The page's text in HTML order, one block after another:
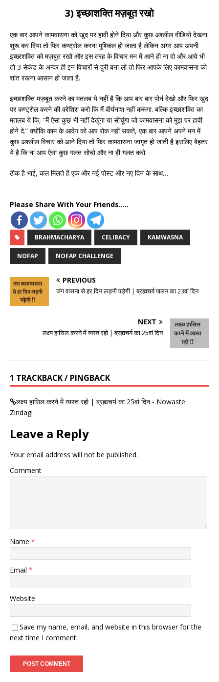
3) इच्छाशक्ति मज़बूत रखो
एक बार आपने कामवासना को खुद पर हावी होने दिया और कुछ अश्लील वीडियो देखना
शुरू कर दिया तो फिर कण्ट्रोल करना मुश्किल हो जाता है लेकिन अगर आप अपनी
इच्छाशक्ति को मज़बूत रखो और इस तरह के विचार मन में आने ही ना दो और आये भी
तो 3 सेकंड के अन्दर ही इन विचारों से दुरी बना लो तो फिर आपके लिए कामवासना को
शांत रखना आसान हो जाता है.
इच्छाशक्ति मज़बूत करने का मतलब ये नहीं है कि आप बार बार पोर्न देखो और फिर खुद
पर कण्ट्रोल करने की कोशिश करो कि मैं वीर्यनाश नहीं करूंगा. बल्कि इच्छाशक्ति का
मतलब ये कि, “मैं ऐसा कुछ भी नहीं देखूंगा या सोचूंगा जो कामवासना को मुझ पर हावी
होने दे.” क्योंकि काम के आवेग को आप रोक नहीं सकते, एक बार आपने अपने मन में
कुछ अश्लील विचार को आने दिया तो फिर कामवासना जागृत हो जाती है इसलिए बेहतर
ये है कि ना आप ऐसा कुछ गलत सोचो और ना ही गलत करो.
ठीक है भाई, कल मिलते है एक और नई पोस्ट और नए दिन के साथ…
Please Share With Your Friends.....
BRAHMACHARYA CELIBACY KAMWASNA
NOFAP NOFAP CHALLENGE
PREVIOUS
जंग वासना से हर दिन लड़नी पड़ेगी | ब्रह्मचर्य पालन का 23वां दिन
NEXT
लक्ष्य हासिल करने में व्यस्त रहो | ब्रह्मचर्य का 25वां दिन
1 TRACKBACK / PINGBACK
लक्ष्य हासिल करने में व्यस्त रहो | ब्रह्मचर्य का 25वां दिन - Nowaste
Zindagi
Leave a Reply
Your email address will not be published.
Comment
Name *
Email *
Website
Save my name, email, and website in this browser for the
next time I comment.